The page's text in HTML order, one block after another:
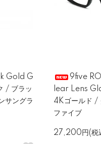
Gold G
/ ブラッ
サングラ
9five
lear Lens
4Kゴールド /
ファイブ
27,200円(税